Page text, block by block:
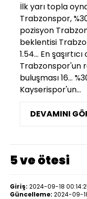
İlk yarı topla
Trabzonspor,
pozisyon
beklentisi
1.54... En
Trabzonspor'un
buluşması 16...
Kayserispor'un...
DEVAMINI
5 ve ötesi
Giriş: 2024-09-18
Güncelleme: 2024-09-